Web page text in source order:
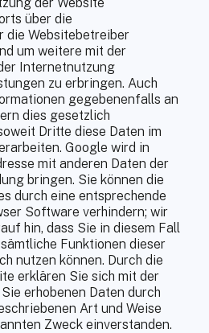
über die
die Websitebetreiber
um weitere mit der
Internetnutzung
zu erbringen. Auch
gegebenenfalls an
dies gesetzlich
Dritte diese Daten im
Google wird in
mit anderen Daten der
bringen. Sie können die
durch eine entsprechende
Software verhindern; wir
hin, dass Sie in diesem Fall
Funktionen dieser
nutzen können. Durch die
erklären Sie sich mit der
erhobenen Daten durch
Art und Weise
Zweck einverstanden.